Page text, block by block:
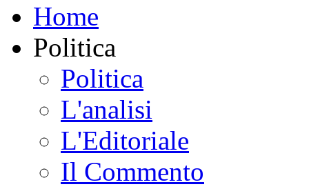
Home
Politica
Politica
L'analisi
L'Editoriale
Il Commento